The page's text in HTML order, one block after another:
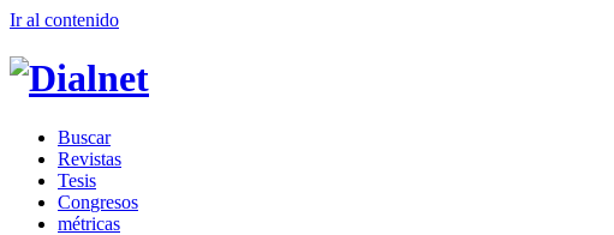
Ir al contenido
Buscar
Revistas
Tesis
Congresos
métricas